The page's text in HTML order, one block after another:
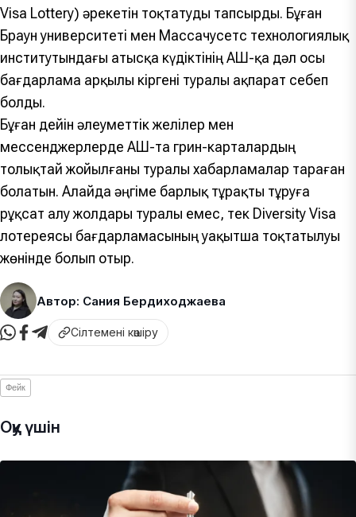
Visa Lottery) әрекетін тоқтатуды тапсырды. Бұған
Браун университеті мен Массачусетс технологиялық
институтындағы атысқа күдіктінің АҚШ-қа дәл осы
бағдарлама арқылы кіргені туралы ақпарат себеп
болды.
Бұған дейін әлеуметтік желілер мен
мессенджерлерде АҚШ-та грин-карталардың
толықтай жойылғаны туралы хабарламалар тараған
болатын. Алайда әңгіме барлық тұрақты тұруға
рұқсат алу жолдары туралы емес, тек Diversity Visa
лотереясы бағдарламасының уақытша тоқтатылуы
жөнінде болып отыр.
Автор: Сания Бердиходжаева
Сілтемені көшіру
Фейк
Оқу үшін